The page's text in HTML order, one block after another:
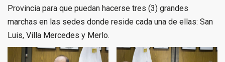
Provincia para que puedan hacerse tres (3) grandes
marchas en las sedes donde reside cada una de ellas: San
Luis, Villa Mercedes y Merlo.